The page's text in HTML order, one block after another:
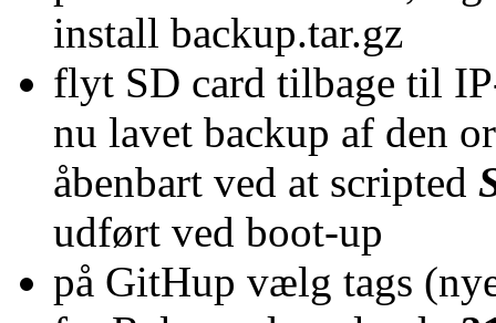
install backup.tar.gz
flyt SD card tilbage til
nu lavet backup af den
åbenbart ved at scripted
udført ved boot-up
på GitHup vælg tags